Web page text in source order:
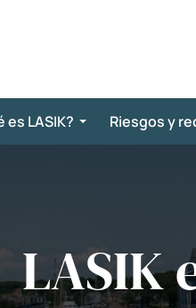
es LASIK? Riesgos y
LASIK